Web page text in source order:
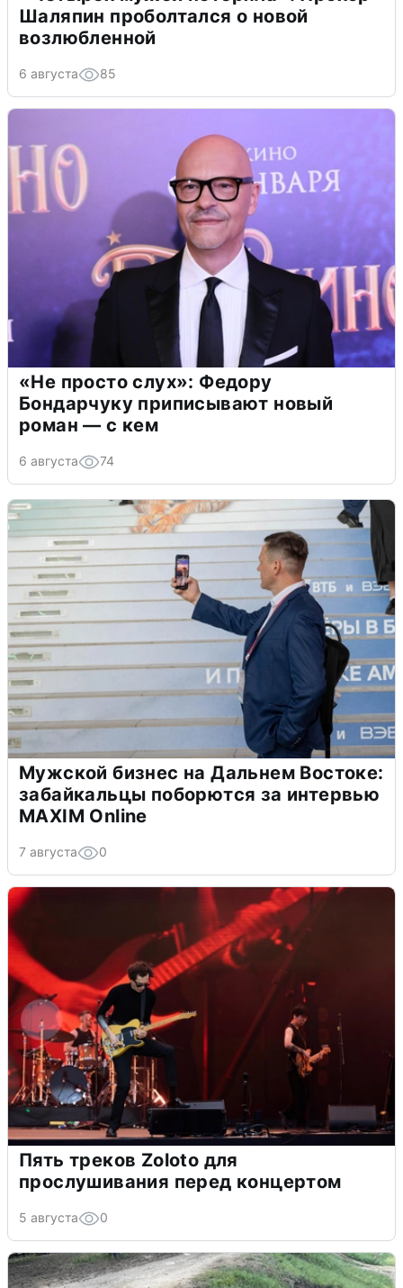
Шаляпин проболтался о новой
возлюбленной
6 августа 85
«Не просто слух»: Федору
Бондарчуку приписывают новый
роман — с кем
6 августа 74
Мужской бизнес на Дальнем Востоке:
забайкальцы поборются за интервью
MAXIM Online
7 августа 0
Пять треков Zoloto для
прослушивания перед концертом
5 августа 0